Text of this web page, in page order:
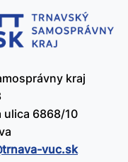
kraj
ulica 6868/10
vuc.sk